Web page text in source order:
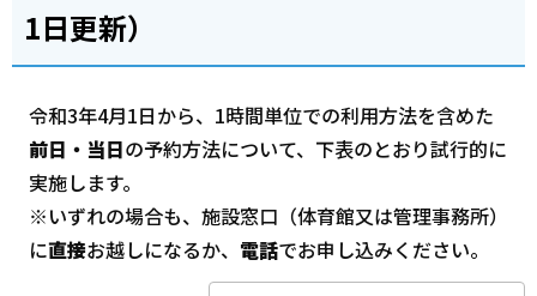
1日更新）
令和3年4月1日から、1時間単位での利用方法を含めた
前日・当日の予約方法について、下表のとおり試行的に
実施します。
※いずれの場合も、施設窓口（体育館又は管理事務所）
に直接お越しになるか、 電話でお申し込みください。